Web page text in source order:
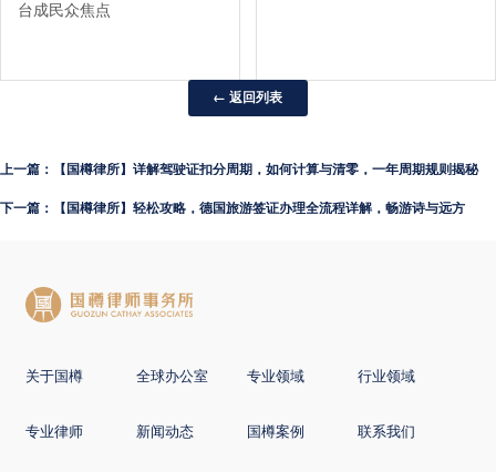
台成民众焦点
← 返回列表
上一篇：【国樽律所】详解驾驶证扣分周期，如何计算与清零，一年周期规则揭秘
下一篇：【国樽律所】轻松攻略，德国旅游签证办理全流程详解，畅游诗与远方
关于国樽 全球办公室 专业领域 行业领域
专业律师 新闻动态 国樽案例 联系我们